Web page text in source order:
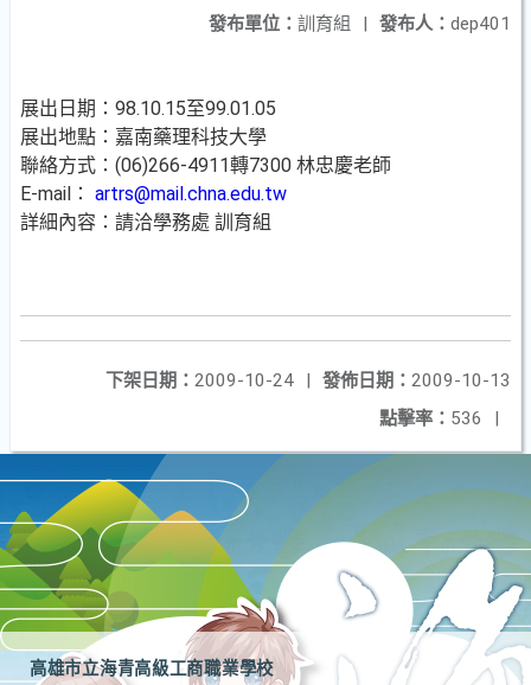
發布人： dep401
發布單位： 訓育組 |
展出日期：98.10.15至99.01.05
展出地點：嘉南藥理科技大學
聯絡方式：(06)266-4911轉7300 林忠慶老師
E-mail： artrs@mail.chna.edu.tw
詳細內容：請洽學務處 訓育組
發佈日期： 2009-10-13
下架日期： 2009-10-24
|
點擊率： 536 |
高雄市立海青高級工商職業學校